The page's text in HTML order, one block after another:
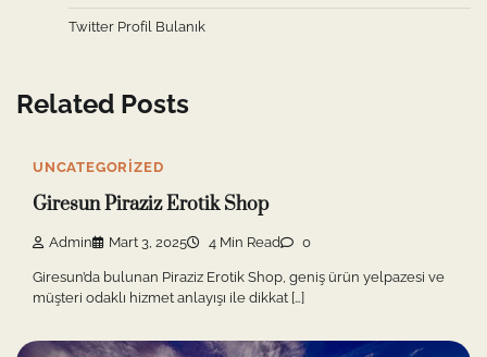
Twitter Profil Bulanık
Related Posts
UNCATEGORIZED
Giresun Piraziz Erotik Shop
Admin Mart 3, 2025 4 Min Read 0
Giresun’da bulunan Piraziz Erotik Shop, geniş ürün yelpazesi ve
müşteri odaklı hizmet anlayışı ile dikkat […]